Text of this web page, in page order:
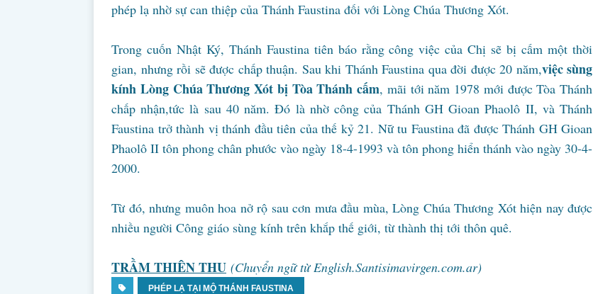
phép lạ nhờ sự can thiệp của Thánh Faustina đối với Lòng Chúa Thương Xót.
Trong cuốn Nhật Ký, Thánh Faustina tiên báo rằng công việc của Chị sẽ bị cấm một thời
gian, nhưng rồi sẽ được chấp thuận. Sau khi Thánh Faustina qua đời được 20 năm,việc sùng
kính Lòng Chúa Thương Xót bị Tòa Thánh cấm, mãi tới năm 1978 mới được Tòa Thánh
chấp nhận,tức là sau 40 năm. Đó là nhờ công của Thánh GH Gioan Phaolô II, và Thánh
Faustina trở thành vị thánh đầu tiên của thế kỷ 21. Nữ tu Faustina đã được Thánh GH Gioan
Phaolô II tôn phong chân phước vào ngày 18-4-1993 và tôn phong hiển thánh vào ngày 30-4-
2000.
Từ đó, nhưng muôn hoa nở rộ sau cơn mưa đầu mùa, Lòng Chúa Thương Xót hiện nay được
nhiều người Công giáo sùng kính trên khắp thế giới, từ thành thị tới thôn quê.
TRẦM THIÊN THU (Chuyển ngữ từ English.Santisimavirgen.com.ar)
PHÉP LẠ TẠI MỘ THÁNH FAUSTINA